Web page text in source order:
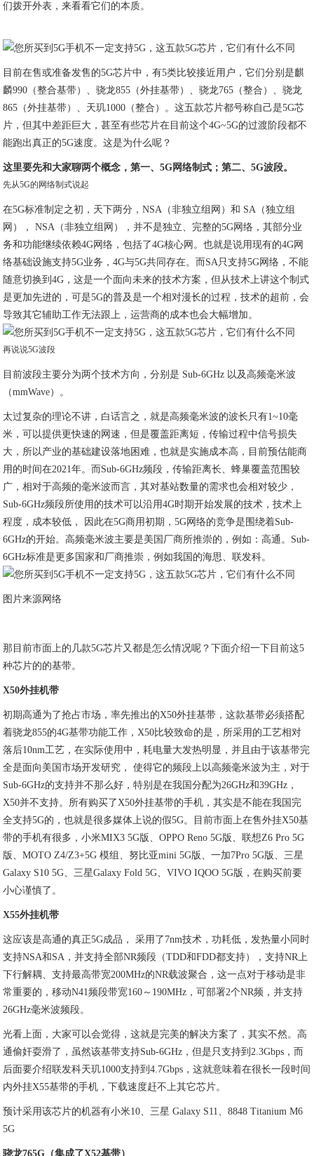
们拨开外表，来看看它们的本质。
目前在售或准备发售的5G芯片中，有5类比较接近用户，它们分别是麒
麟990（整合基带）、骁龙855（外挂基带）、骁龙765（整合）、骁龙
865（外挂基带）、天玑1000（整合）。这五款芯片都号称自己是5G芯
片，但其中差距巨大，甚至有些芯片在目前这个4G~5G的过渡阶段都不
能跑出真正的5G速度。这是为什么呢？
这里要先和大家聊两个概念，第一、5G网络制式；第二、5G波段。
先从5G的网络制式说起
在5G标准制定之初，天下两分，NSA（非独立组网）和 SA（独立组
网）， NSA（非独立组网），并不是独立、完整的5G网络，其部分业
务和功能继续依赖4G网络，包括了4G核心网。也就是说用现有的4G网
络基础设施支持5G业务，4G与5G共同存在。而SA只支持5G网络，不能
随意切换到4G，这是一个面向未来的技术方案，但从技术上讲这个制式
是更加先进的，可是5G的普及是一个相对漫长的过程，技术的超前，会
导致其它辅助工作无法跟上，运营商的成本也会大幅增加。
再说说5G波段
目前波段主要分为两个技术方向，分别是 Sub-6GHz 以及高频毫米波
（mmWave）。
太过复杂的理论不讲，白话言之，就是高频毫米波的波长只有1~10毫
米，可以提供更快速的网速，但是覆盖距离短，传输过程中信号损失
大，所以产业的基础建设落地困难，也就是实施成本高，目前预估能商
用的时间在2021年。而Sub-6GHz频段，传输距离长、蜂巢覆盖范围较
广，相对于高频的毫米波而言，其对基站数量的需求也会相对较少，
Sub-6GHz频段所使用的技术可以沿用4G时期开始发展的技术，技术上
程度，成本较低， 因此在5G商用初期，5G网络的竞争是围绕着Sub-
6GHz的开始。高频毫米波主要是美国厂商所推崇的，例如：高通。Sub-
6GHz标准是更多国家和厂商推崇，例如我国的海思、联发科。
图片来源网络
那目前市面上的几款5G芯片又都是怎么情况呢？下面介绍一下目前这5
种芯片的的基带。
X50外挂机带
初期高通为了抢占市场，率先推出的X50外挂基带，这款基带必须搭配
着骁龙855的4G基带功能工作，X50比较致命的是，所采用的工艺相对
落后10nm工艺，在实际使用中，耗电量大发热明显，并且由于该基带完
全是面向美国市场开发研究， 使得它的频段上以高频毫米波为主，对于
Sub-6GHz的支持并不那么好，特别是在我国分配为26GHz和39GHz，
X50并不支持。所有购买了X50外挂基带的手机，其实是不能在我国完
全支持5G的，也就是很多媒体上说的假5G。目前市面上在售外挂X50基
带的手机有很多，小米MIX3 5G版、OPPO Reno 5G版、联想Z6 Pro 5G
版、MOTO Z4/Z3+5G 模组、努比亚mini 5G版、一加7Pro 5G版、三星
Galaxy S10 5G、三星Galaxy Fold 5G、VIVO IQOO 5G版，在购买前要
小心谨慎了。
X55外挂机带
这应该是高通的真正5G成品， 采用了7nm技术，功耗低，发热量小同时
支持NSA和SA，并支持全部NR频段（TDD和FDD都支持），支持NR上
下行解耦、支持最高带宽200MHz的NR载波聚合，这一点对于移动是非
常重要的，移动N41频段带宽160～190MHz，可部署2个NR频，并支持
26GHz毫米波频段。
光看上面，大家可以会觉得，这就是完美的解决方案了，其实不然。高
通偷奸耍滑了，虽然该基带支持Sub-6GHz，但是只支持到2.3Gbps，而
后面要介绍联发科天玑1000支持到4.7Gbps，这就意味着在很长一段时间
内外挂X55基带的手机，下载速度赶不上其它芯片。
预计采用该芯片的机器有小米10、三星 Galaxy S11、8848 Titanium M6
5G
骁龙765G（集成了X52基带）